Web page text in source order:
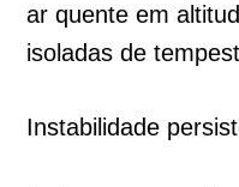
ar quente em
isoladas de
Instabilidade